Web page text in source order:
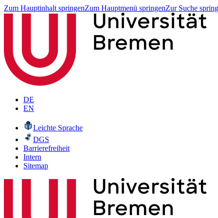
Zum Hauptinhalt springenZum Hauptmenü springenZur Suche
DE
EN
Leichte Sprache
DGS
Barrierefreiheit
Intern
Sitemap